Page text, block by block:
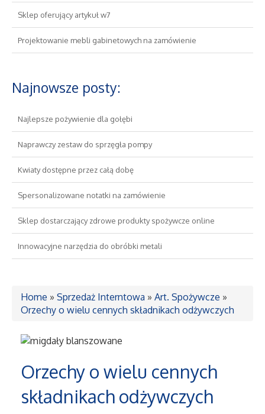
Projektowanie
Remonty, Elektryk, Hydraulik
Nieruchomości
Drzwi i Okna
Nieruchomości, Działki
Domy, Mieszkania
Wykształcenie
Kursy Językowe
Tłumaczenia
Sklep oferujący artykuł w7
Projektowanie mebli gabinetowych na zamówienie
Najnowsze posty:
Najlepsze pożywienie dla gołębi
Naprawczy zestaw do sprzęgła pompy
Kwiaty dostępne przez całą dobę
Spersonalizowane notatki na zamówienie
Sklep dostarczający zdrowe produkty spożywcze online
Innowacyjne narzędzia do obróbki metali
Home » Sprzedaż Interntowa » Art. Spożywcze »
Orzechy o wielu cennych składnikach odżywczych
Orzechy o wielu cennych
składnikach odżywczych